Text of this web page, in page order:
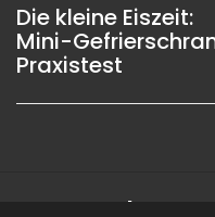
Die kleine Eiszeit:
Mini-
Praxistest
Impressum |